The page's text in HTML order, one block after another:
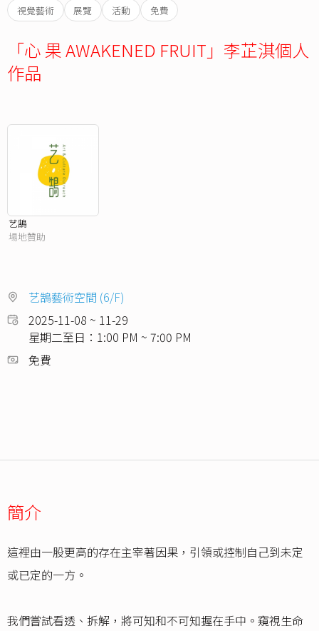
視覺藝術 展覽 活動 免費
「心 果 AWAKENED FRUIT」李芷淇個人
作品
艺鵠
場地贊助
艺鵠藝術空間 (6/F)
2025-11-08 ~ 11-29
星期二至日：1:00 PM ~ 7:00 PM
免費
簡介
這裡由一股更高的存在主宰著因果，引領或控制自己到未定
或已定的一方。
我們嘗試看透、拆解，將可知和不可知握在手中。窺視生命